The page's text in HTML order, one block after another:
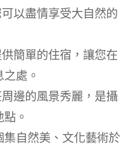
以盡情享受大自然的
簡單的住宿，讓您在
處。
邊的風景秀麗，是攝
。
自然美、文化藝術於